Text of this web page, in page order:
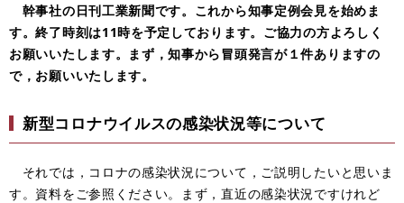
幹事社の日刊工業新聞です。これから知事定例会見を始めま
す。終了時刻は11時を予定しております。ご協力の方よろしく
お願いいたします。まず，知事から冒頭発言が１件ありますの
で，お願いいたします。
新型コロナウイルスの感染状況等について
それでは，コロナの感染状況について，ご説明したいと思いま
す。資料をご参照ください。まず，直近の感染状況ですけれど